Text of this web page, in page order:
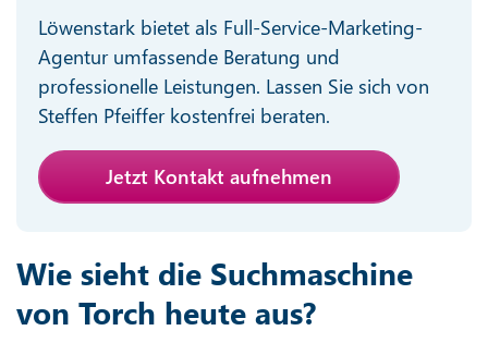
Löwenstark bietet als Full-Service-Marketing-
Agentur umfassende Beratung und
professionelle Leistungen. Lassen Sie sich von
Steffen Pfeiffer kostenfrei beraten.
Jetzt Kontakt aufnehmen
Wie sieht die Suchmaschine
von Torch heute aus?